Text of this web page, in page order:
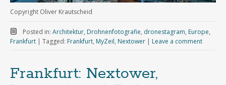
Copyright Oliver Krautscheid
Posted in: Architektur, Drohnenfotografie, dronestagram, Europe,
Frankfurt | Tagged: Frankfurt, MyZeil, Nextower | Leave a comment
Frankfurt: Nextower,